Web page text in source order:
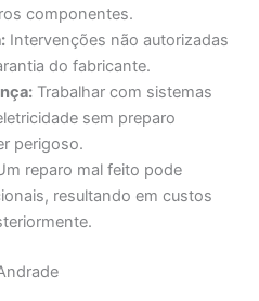
componentes.
Intervenções não autorizadas
do fabricante.
Trabalhar com sistemas
sem preparo
perigoso.
reparo mal feito pode
resultando em custos